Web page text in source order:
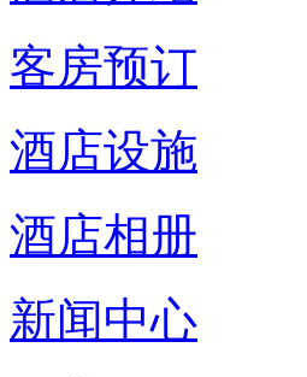
客房预订
酒店设施
酒店相册
新闻中心